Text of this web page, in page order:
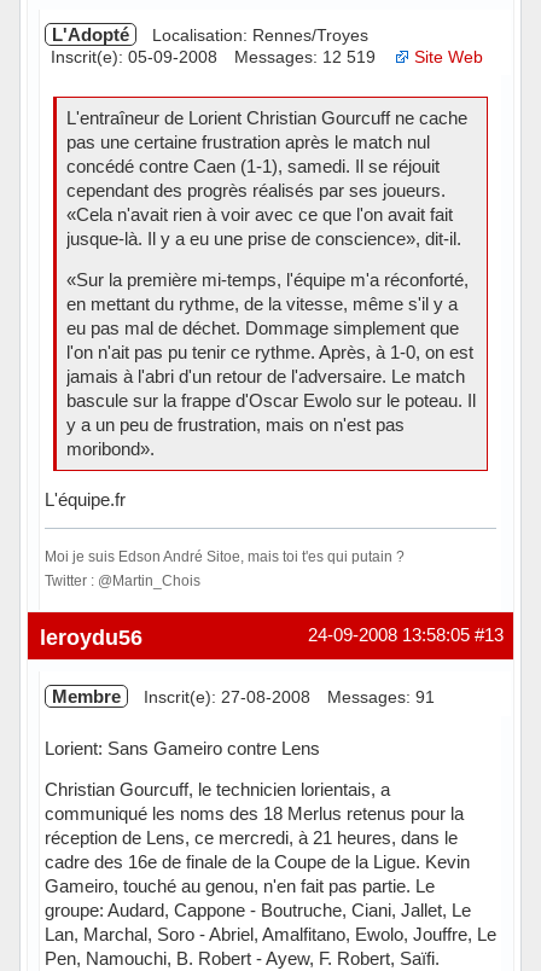
L'Adopté
Localisation: Rennes/Troyes
Inscrit(e): 05-09-2008
Messages: 12 519 Site Web
L'entraîneur de Lorient Christian Gourcuff ne cache
pas une certaine frustration après le match nul
concédé contre Caen (1-1), samedi. Il se réjouit
cependant des progrès réalisés par ses joueurs.
«Cela n'avait rien à voir avec ce que l'on avait fait
jusque-là. Il y a eu une prise de conscience», dit-il.
«Sur la première mi-temps, l'équipe m'a réconforté,
en mettant du rythme, de la vitesse, même s'il y a
eu pas mal de déchet. Dommage simplement que
l'on n'ait pas pu tenir ce rythme. Après, à 1-0, on est
jamais à l'abri d'un retour de l'adversaire. Le match
bascule sur la frappe d'Oscar Ewolo sur le poteau. Il
y a un peu de frustration, mais on n'est pas
moribond».
L'équipe.fr
Moi je suis Edson André Sitoe, mais toi t'es qui putain ?
Twitter : @Martin_Chois
Hors ligne #13
24-09-2008 13:58:05
leroydu56
Membre Inscrit(e): 27-08-2008 Messages: 91
Lorient: Sans Gameiro contre Lens
Christian Gourcuff, le technicien lorientais, a
communiqué les noms des 18 Merlus retenus pour la
réception de Lens, ce mercredi, à 21 heures, dans le
cadre des 16e de finale de la Coupe de la Ligue. Kevin
Gameiro, touché au genou, n'en fait pas partie. Le
groupe: Audard, Cappone - Boutruche, Ciani, Jallet, Le
Lan, Marchal, Soro - Abriel, Amalfitano, Ewolo, Jouffre, Le
Pen, Namouchi, B. Robert - Ayew, F. Robert, Saïfi.